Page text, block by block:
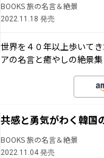
BOOKS 旅の名言＆絶景
2022.11.18 発売
世界を４０年以上歩いて
アの名言と癒やしの絶景集
共感と勇気がわく韓国
BOOKS 旅の名言＆絶景
2022.11.04 発売